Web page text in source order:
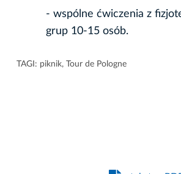
- wspólne ćwiczenia z
grup 10-15 osób.
TAGI: piknik, Tour de Pologne